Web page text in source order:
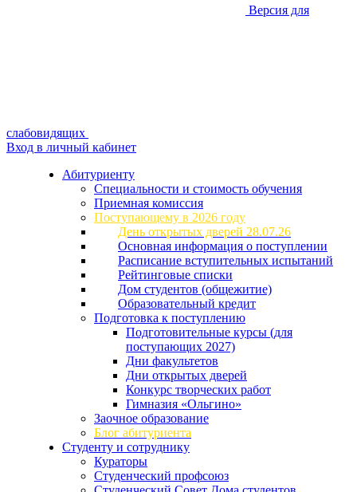
Версия для
слабовидящих
Вход в личный кабинет
Абитуриенту
Специальности и стоимость обучения
Приемная комиссия
Поступающему в 2026 году
День открытых дверей 28.07.26
Основная информация о поступлении
Расписание вступительных испытаний
Рейтинговые списки
Дом студентов (общежитие)
Образовательный кредит
Подготовка к поступлению
Подготовительные курсы (для
поступающих 2027)
Дни факультетов
Дни открытых дверей
Конкурс творческих работ
Гимназия «Ольгино»
Заочное образование
Блог абитуриента
Студенту и сотруднику
Кураторы
Студенческий профсоюз